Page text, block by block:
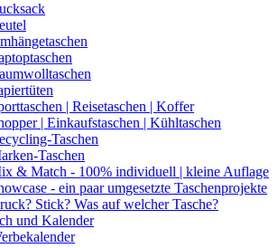
| Reisetaschen | Koffer
| Einkaufstaschen | Kühltaschen
Taschen
Taschen
& Match - 100% individuell | kleine Auflage
- ein paar umgesetzte Taschenprojekte
Stick? Was auf welcher Tasche?
und Kalender